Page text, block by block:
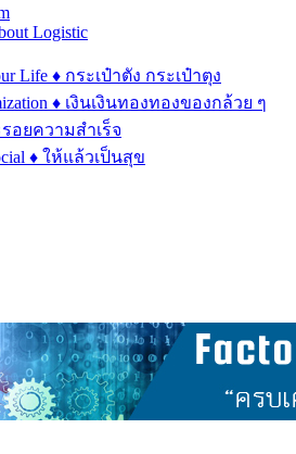
Logistic
Life ♦ กระเป๋าตัง กระเป๋าตุง
♦ เงินเงินทองทองของกล้วย ๆ
รอยความสำเร็จ
♦ ให้แล้วเป็นสุข